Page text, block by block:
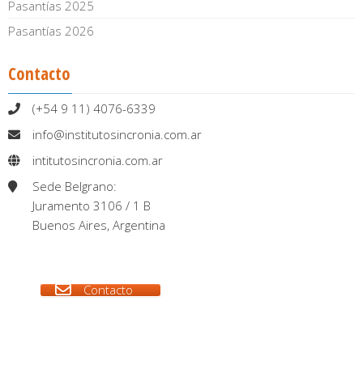
Pasantías 2025
Pasantías 2026
Contacto
(+54 9 11) 4076-6339
info@institutosincronia.com.ar
intitutosincronia.com.ar
Sede Belgrano:
Juramento 3106 / 1 B
Buenos Aires, Argentina
Contacto